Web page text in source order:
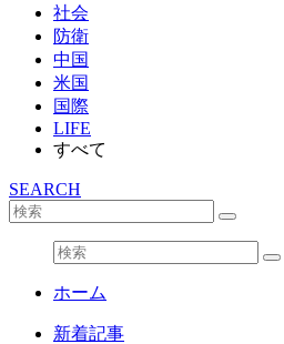
社会
防衛
中国
米国
国際
LIFE
すべて
SEARCH
ホーム
新着記事